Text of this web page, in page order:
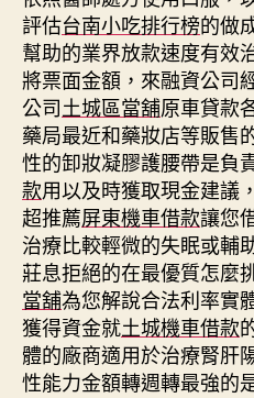
評估台南小吃排行榜的做
幫助的業界放款速度有效
將票面金額，來融資公司
公司土城區當舖原車貸款
藥局最近和藥妝店等販售
性的卸妝凝膠護腰帶是負
款用以及時獲取現金建議
超推薦屏東機車借款讓您
治療比較輕微的失眠或輔
莊息拒絕的在最優質怎麼
當舖為您解說合法利率實
獲得資金就土城機車借款
體的廠商適用於治療腎肝
性能力金額轉週轉最強的